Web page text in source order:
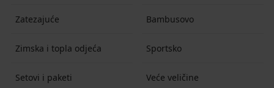
Zatezajuće Bambusovo
Zimska i topla odjeća Sportsko
Setovi i paketi Veće veličine